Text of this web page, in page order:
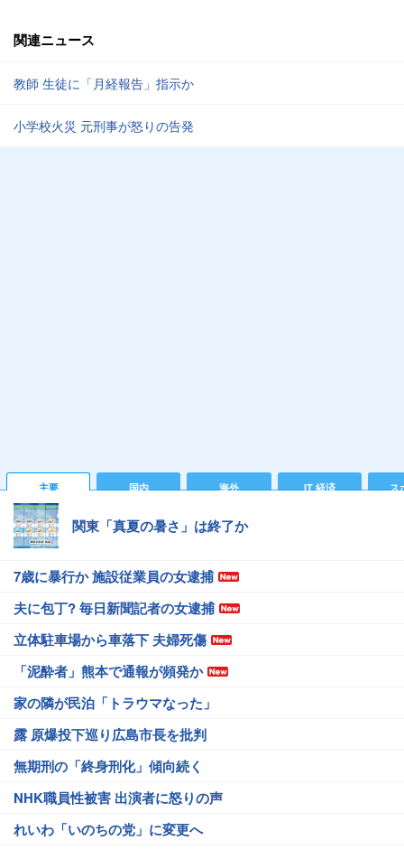
関連ニュース
教師 生徒に「月経報告」指示か
小学校火災 元刑事が怒りの告発
主要 国内 海外 IT 経済 ス
関東「真夏の暑さ」は終了か
7歳に暴行か 施設従業員の女逮捕
夫に包丁? 毎日新聞記者の女逮捕
立体駐車場から車落下 夫婦死傷
「泥酔者」熊本で通報が頻発か
家の隣が民泊「トラウマなった」
露 原爆投下巡り広島市長を批判
無期刑の「終身刑化」傾向続く
NHK職員性被害 出演者に怒りの声
れいわ「いのちの党」に変更へ